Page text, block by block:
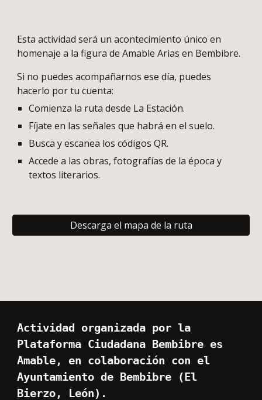
Esta actividad será un acontecimiento único en
homenaje a la figura de Amable Arias en Bembibre.
Si no puedes acompañarnos ese día, puedes
hacerlo por tu cuenta:
Comienza la ruta desde La Estación.
Fíjate en las señales que habrá en el suelo.
Busca y escanea los códigos QR.
Accede a las obras, fotografías de la época y
textos literarios.
Descarga el mapa de la ruta
Actividad organizada por la
Plataforma Ciudadana Bembibre es
Amable, en colaboración con el
Ayuntamiento de Bembibre (El
Bierzo, León).